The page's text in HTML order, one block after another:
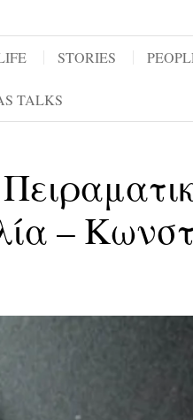
STORIES
TALKS
–